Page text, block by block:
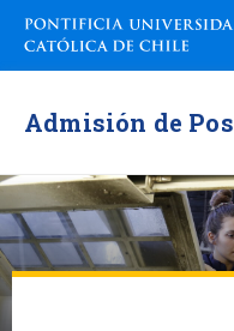
Admisión de
Inicio
Programas de